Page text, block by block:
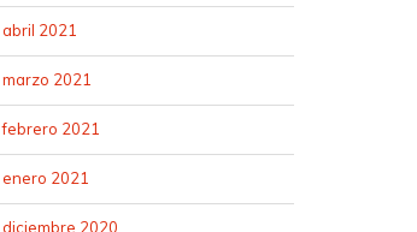
abril 2021
marzo 2021
febrero 2021
enero 2021
diciembre 2020